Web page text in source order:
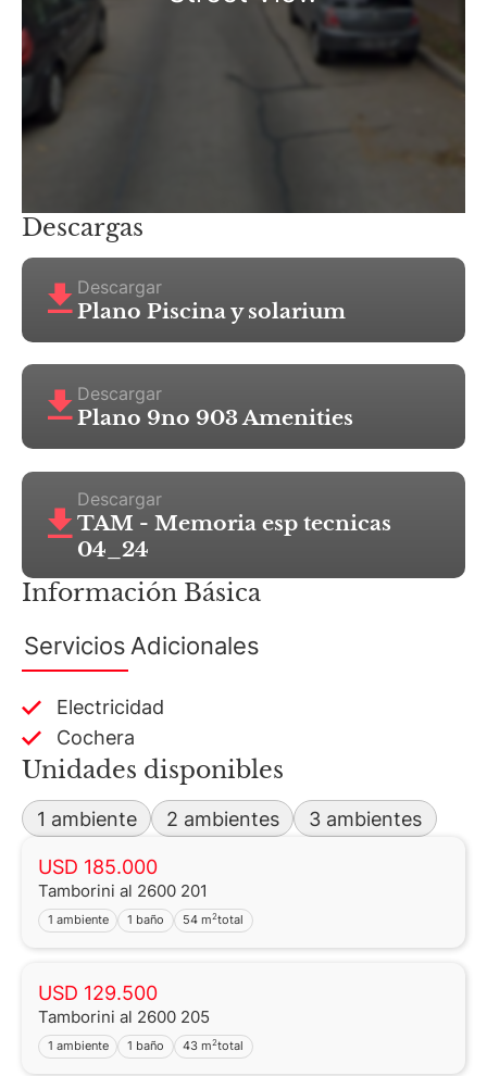
Descargas
Descargar
Plano Piscina y solarium
Descargar
Plano 9no 903 Amenities
Descargar
TAM - Memoria esp tecnicas
04_24
Información Básica
Servicios Adicionales
Electricidad
Cochera
Unidades disponibles
1 ambiente 2 ambientes 3 ambientes
USD 185.000
Tamborini al 2600 201
1 ambiente 1 baño 54 m2total
USD 129.500
Tamborini al 2600 205
1 ambiente 1 baño 43 m2total